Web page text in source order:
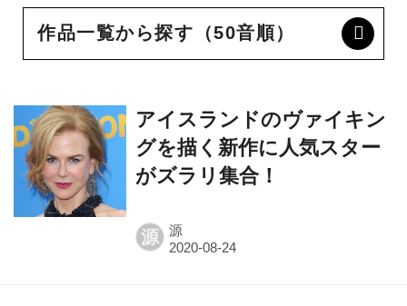
作品一覧から探す（50音順）
アイスランドのヴァイキン
グを描く新作に人気スター
がズラリ集合！
源 源